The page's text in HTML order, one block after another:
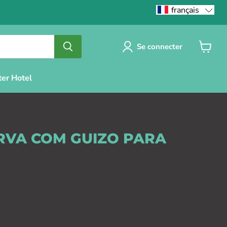
Se connecter
Hotel
COM GUIZO PARA
français